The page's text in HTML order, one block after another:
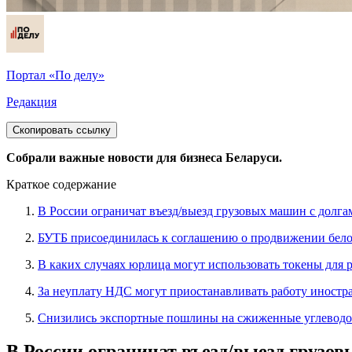
Портал «По делу»
Редакция
Скопировать ссылку
Собрали важные новости для бизнеса Беларуси.
Краткое содержание
В России ограничат въезд/выезд грузовых машин с
БУТБ присоединилась к соглашению о продвижении
В каких случаях юрлица могут использовать токены для
За неуплату НДС могут приостанавливать работу
Снизились экспортные пошлины на сжиженные